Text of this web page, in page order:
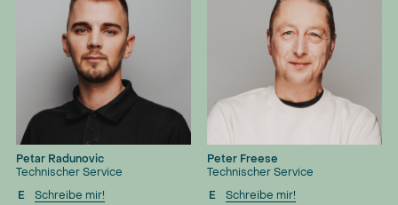
Petar Radunovic
Technischer Service
E
Schreibe mir!
Peter Freese
Technischer Service
E
Schreibe mir!